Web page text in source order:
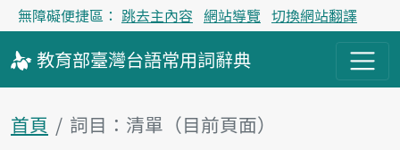
無障礙便捷區： 跳去主內容 網站導覽 切換網站翻譯
教育部臺灣台語常用詞辭典
首頁 詞目：清單（目前頁面）